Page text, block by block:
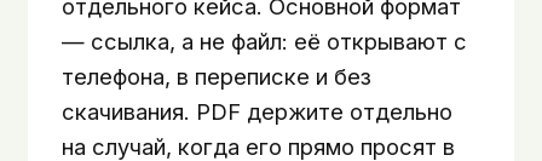
отдельного кейса. Основной формат
— ссылка, а не файл: её открывают с
телефона, в переписке и без
скачивания. PDF держите отдельно
на случай, когда его прямо просят в